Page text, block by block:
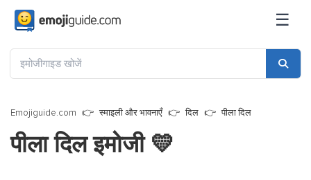
☰
Emojiguide.com स्माइली और भावनाएँ दिल पीला दिल
पीला दिल इमोजी 💛